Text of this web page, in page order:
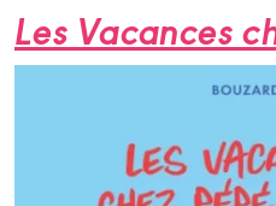
Les Vacances